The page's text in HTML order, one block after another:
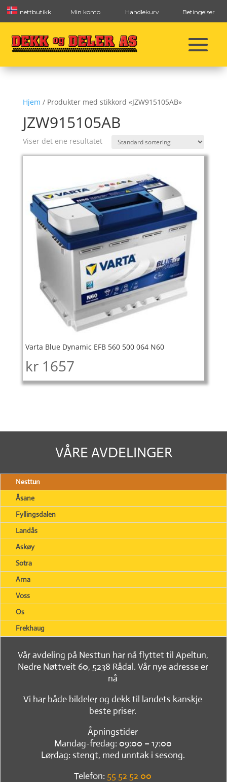
nettbutikk Min konto Handlekurv Betingelser
Hjem / Produkter med stikkord «JZW915105AB»
JZW915105AB
Viser det ene resultatet
Varta Blue Dynamic EFB 560 500 064 N60
kr 1657
VÅRE AVDELINGER
Nesttun
Åsane
Fyllingsdalen
Landås
Askøy
Sotra
Arna
Voss
Os
Frekhaug
Vår avdeling på Nesttun har nå flyttet til Apeltun,
Nedre Nøttveit 60, 5238 Rådal. Vår nye adresse er
nå
Vi har både bildeler og dekk til landets kanskje
beste priser.
Åpningstider
Mandag-fredag: 09:00 – 17:00
Lørdag: stengt, med unntak i sesong.
Telefon: 55 52 52 00